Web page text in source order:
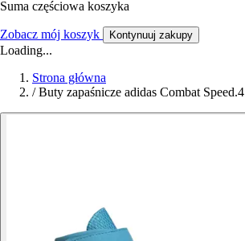
Suma częściowa koszyka
Zobacz mój koszyk Kontynuuj zakupy
Loading...
Strona główna
/ Buty zapaśnicze adidas Combat Speed.4